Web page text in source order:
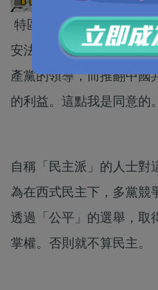
特區政府取締支聯會，
安法》。原因是「結束一
產黨的領導，而推翻中國
的利益。這點我是同意的
自稱「民主派」的人士對
為在西式民主下，多黨競
透過「公平」的選舉，取
掌權。否則就不算民主。